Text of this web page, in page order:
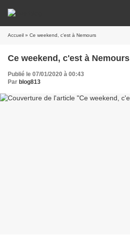
Accueil » Ce weekend, c'est à Nemours
Ce weekend, c'est à Nemours
Publié le 07/01/2020 à 00:43
Par blog813